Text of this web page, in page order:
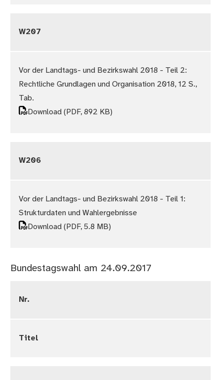
W207
Vor der Landtags- und Bezirkswahl 2018 - Teil 2:
Rechtliche Grundlagen und Organisation 2018, 12 S.,
Tab.
Download(PDF, 892 KB)
W206
Vor der Landtags- und Bezirkswahl 2018 - Teil 1:
Strukturdaten und Wahlergebnisse
Download(PDF, 5.8 MB)
Bundestagswahl am 24.09.2017
Nr.
Titel